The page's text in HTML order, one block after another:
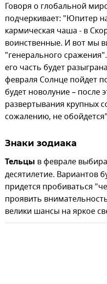
Говоря о глобальной
подчеркивает: "Юпитер
кармическая чаша - в
воинственные. И вот мы
"генерального
его часть будет
февраля Солнце пойдет
будет новолуние – после
развертывания крупных
сожалению, не
Знаки зодиака
Тельцы в феврале
десятилетие. Вариантов
придется пробиваться
проявить
велики шансы на яркое